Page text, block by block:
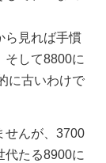
ら見れば手慣
そして8800に
に古いわけで
せんが、3700
代たる8900に